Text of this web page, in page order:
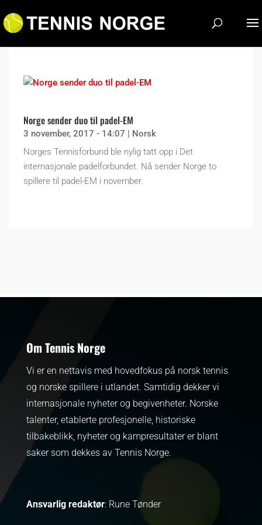
Norge sender duo til padel-EM
3 november, 2017 - 14:07 | Norsk
Norges Tennisforbund ble nylig tatt opp i Det
internasjonale padelforbundet. Nå sender Norge to
spillere til padel-EM i november.
Om Tennis Norge
Vi er en nettavis med hovedfokus på norsk tennis
og norske spillere i utlandet. Samtidig dekker vi
internasjonale nyheter og begivenheter. Norske
talenter, etablerte profesjonelle, historiske
tilbakeblikk, nyheter og kampresultater er blant
saker som dekkes av Tennis Norge.
Ansvarlig redaktør: Rune Tønder